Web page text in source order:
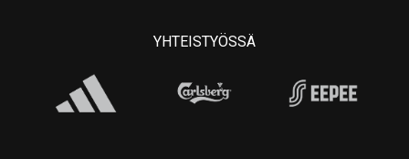
YHTEISTYÖSSÄ